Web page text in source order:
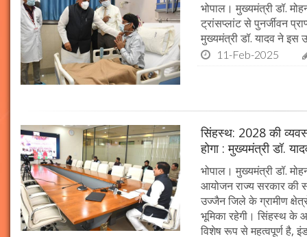
भोपाल। मुख्यमंत्री डॉ.
ट्रांसप्लांट से पुनर्जीवन
मुख्यमंत्री डॉ. यादव ने इस
11-Feb-2025
सिंहस्थ: 2028 की
होगा : मुख्यमंत्री डॉ.
भोपाल। मुख्यमंत्री डॉ.
आयोजन राज्य सरकार की
उज्जैन जिले के ग्रामीण
भूमिका रहेगी। सिंहस्थ के
विशेष रूप से महत्वपूर्ण है,